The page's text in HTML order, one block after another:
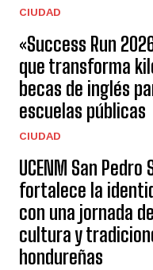
CIUDAD
«Success Run
que transforma
becas de inglés
escuelas públicas
CIUDAD
UCENM San Pedro
fortalece la
con una jornada
cultura y
hondureñas